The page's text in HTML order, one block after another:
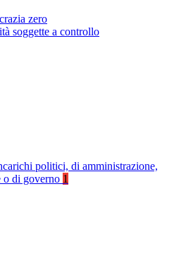
zero
soggette a controllo
politici, di amministrazione,
o di governo 1